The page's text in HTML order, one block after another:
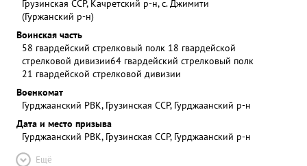
Грузинская ССР, Качретский р-н, с. Джимити
(Гуржанский р-н)
Воинская часть
58 гвардейский стрелковый полк 18 гвардейской
стрелковой дивизии64 гвардейский стрелковый полк
21 гвардейской стрелковой дивизии
Военкомат
Гурджаанский РВК, Грузинская ССР, Гурджаанский р-н
Дата и место призыва
Гурджаанский РВК, Грузинская ССР, Гурджаанский р-н
Ещё